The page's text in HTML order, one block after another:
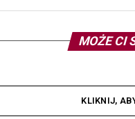
MOŻE CI
KLIKNIJ,